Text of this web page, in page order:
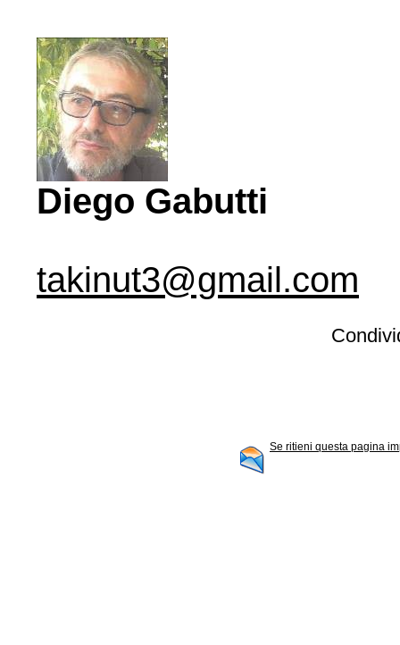
Diego Gabutti
takinut3@gmail.com
Se ritieni questa pagina